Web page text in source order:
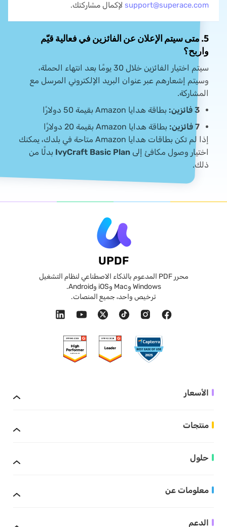
support@superace.com لإكمال مشاركتك.
5. متى سيتم الإعلان عن الفائزين في فعالية قيّم
واربح؟
سيتم اختيار الفائزين خلال 30 يومًا بعد انتهاء الحملة،
وسيتم إشعارهم عبر عنوان البريد الإلكتروني المرسل مع
المشاركة.
3 فائزين:
بطاقة هدايا Amazon بقيمة 50 دولارًا
7 فائزين:
بطاقة هدايا Amazon بقيمة 20 دولارًا
إذا لم تكن بطاقات هدايا Amazon متاحة في بلدك، يمكنك
اختيار وصول مكافئ إلى IvyCraft Basic Plan بدلًا من
ذلك.
UPDF
محرر PDF المدعوم بالذكاء الاصطناعي لنظام التشغيل
Windows وMac وiOS وAndroid.
ترخيص واحد، جميع المنصات.
الأسعار
منتجات
حلول
معلومات عن
الدعم